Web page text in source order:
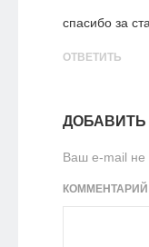
спасибо за
ОТВЕТИТЬ
ДОБАВИТЬ
Ваш e-mail не
КОММЕНТАРИЙ